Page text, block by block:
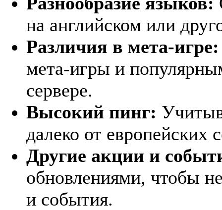
на английском или
Различия в мета-игре:
мета-игры и
сервере.
Высокий пинг:
далеко от европейских
Другие акции и
обновлениями, чтобы
и события.